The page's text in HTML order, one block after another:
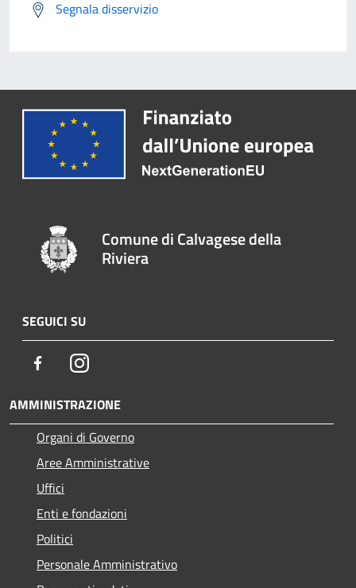
Segnala disservizio
Comune di Calvagese della
Riviera
SEGUICI SU
FacebookInstagram
AMMINISTRAZIONE
Organi di Governo
Aree Amministrative
Uffici
Enti e fondazioni
Politici
Personale Amministrativo